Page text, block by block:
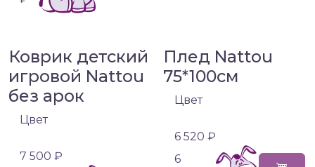
Коврик детский
игровой Nattou
без арок
Цвет
7 500 ₽
Плед Nattou
75*100см
Цвет
6 520 ₽
6